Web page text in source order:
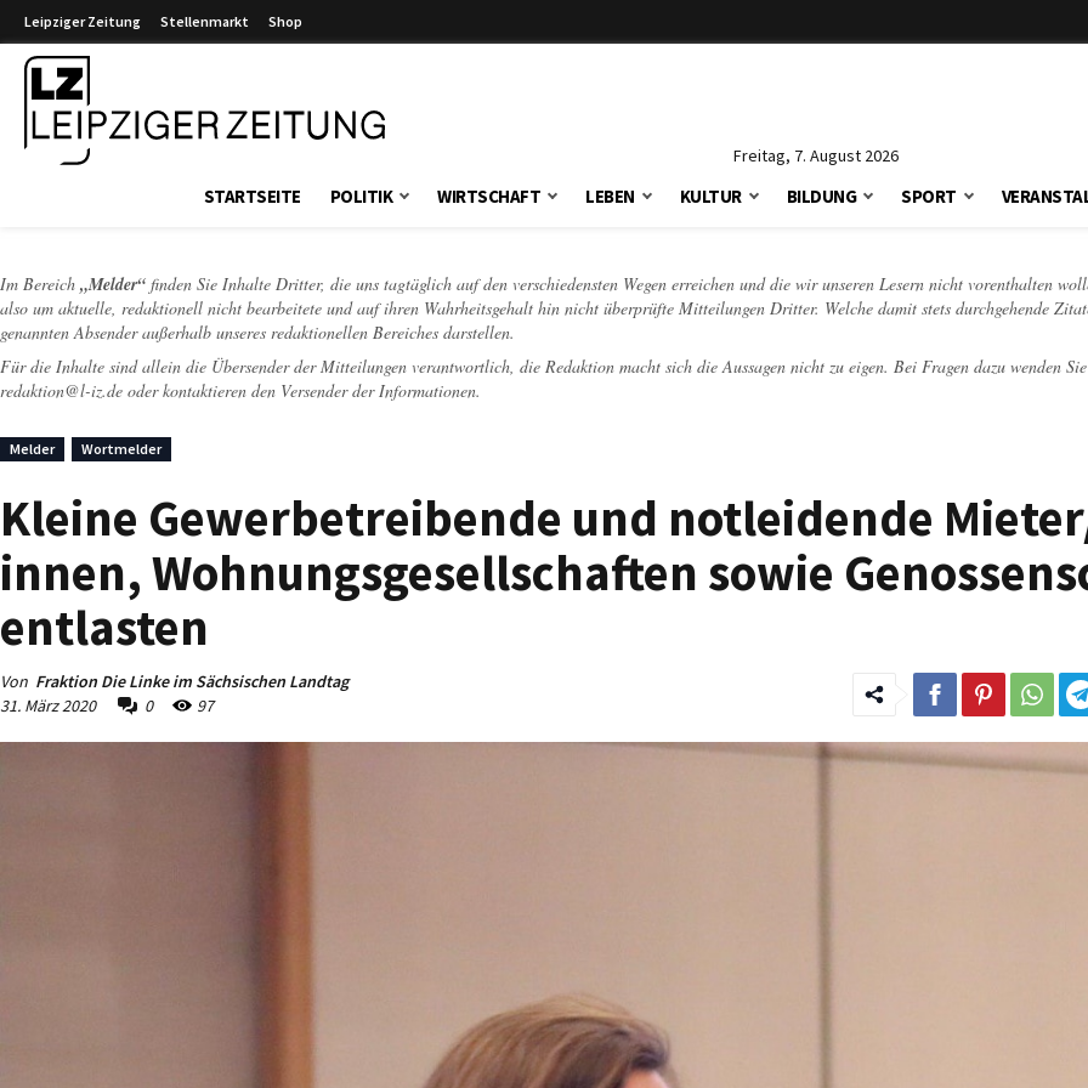
Leipziger Zeitung Stellenmarkt Shop
Freitag, 7. August 2026
STARTSEITE POLITIK WIRTSCHAFT LEBEN KULTUR BILDUNG SPORT
Im Bereich „Melder“ finden Sie Inhalte Dritter, die uns tagtäglich auf den verschiedensten Wegen erreichen und die wir unseren Lesern nicht vorenthalten
also um aktuelle, redaktionell nicht bearbeitete und auf ihren Wahrheitsgehalt hin nicht überprüfte Mitteilungen Dritter. Welche damit stets durchgehende
genannten Absender außerhalb unseres redaktionellen Bereiches darstellen.
Für die Inhalte sind allein die Übersender der Mitteilungen verantwortlich, die Redaktion macht sich die Aussagen nicht zu eigen. Bei Fragen dazu wenden
redaktion@l-iz.de oder kontaktieren den Versender der Informationen.
Melder Wortmelder
Kleine Gewerbetreibende und notleidende
innen, Wohnungsgesellschaften sowie
entlasten
Von Fraktion Die Linke im Sächsischen Landtag
31. März 2020
0 97